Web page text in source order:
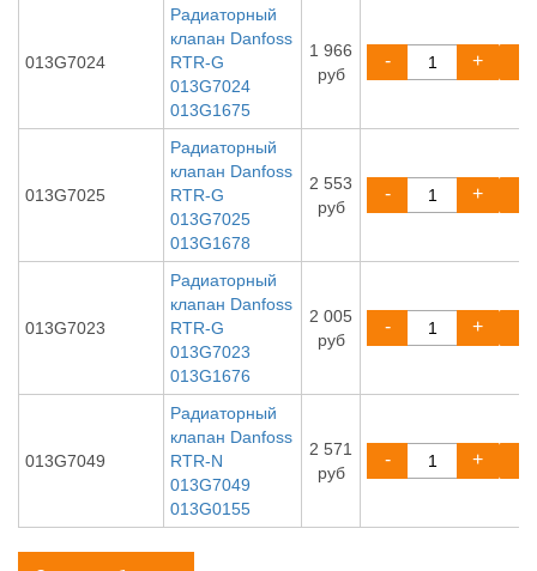
013G7024
Радиаторный
клапан Danfoss
RTR-G
013G7024
013G1675
1 966
руб
- +
013G7025
Радиаторный
клапан Danfoss
RTR-G
013G7025
013G1678
2 553
руб
- +
013G7023
Радиаторный
клапан Danfoss
RTR-G
013G7023
013G1676
2 005
руб
- +
013G7049
Радиаторный
клапан Danfoss
RTR-N
013G7049
013G0155
2 571
руб
- +